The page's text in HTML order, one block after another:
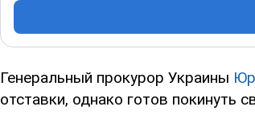
Генеральный прокурор Украины
отставки, однако готов покинуть